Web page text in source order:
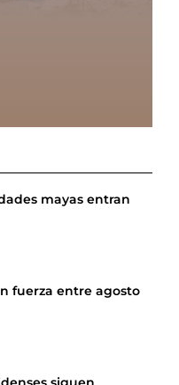
mayas entran
fuerza entre agosto